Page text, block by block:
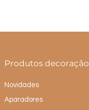
Produtos decoração
Novidades
Aparadores